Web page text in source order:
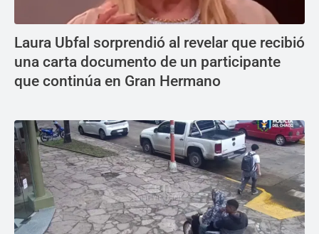
Laura Ubfal sorprendió al revelar que recibió
una carta documento de un participante
que continúa en Gran Hermano